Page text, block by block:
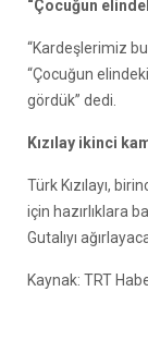
“Çocuğun
“Kardeşlerimiz
“Çocuğun
gördük” dedi.
Kızılay ikinci
Türk Kızılayı,
için hazırlıklara
Gutalıyı
Kaynak: TRT